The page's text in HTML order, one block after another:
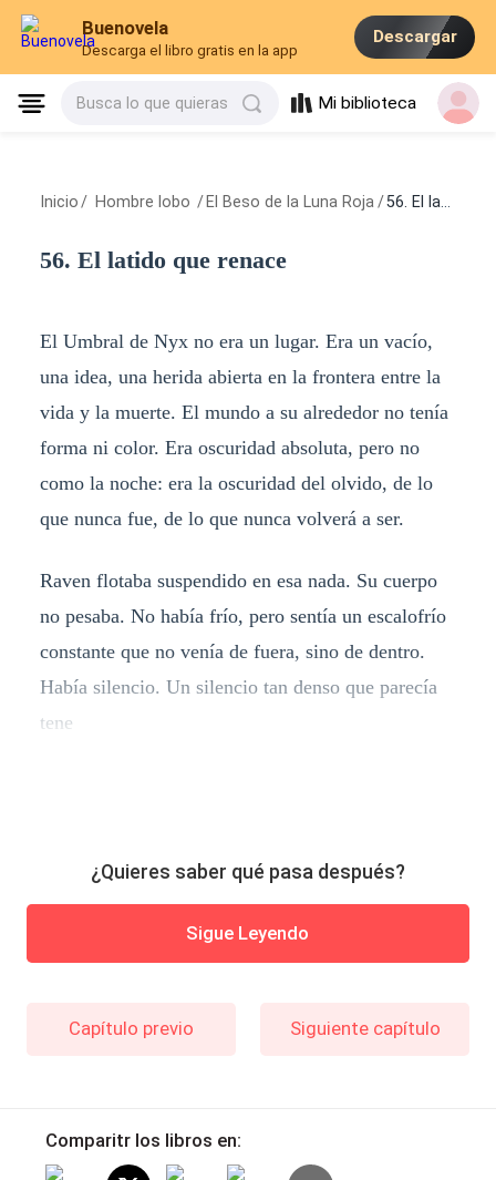
Buenovela
Descarga el libro gratis en la app
Descargar
Busca lo que quieras Mi biblioteca
Inicio / Hombre lobo / El Beso de la Luna Roja /56. El latido que renace
56. El latido que renace
El Umbral de Nyx no era un lugar. Era un vacío,
una idea, una herida abierta en la frontera entre la
vida y la muerte. El mundo a su alrededor no tenía
forma ni color. Era oscuridad absoluta, pero no
como la noche: era la oscuridad del olvido, de lo
que nunca fue, de lo que nunca volverá a ser.
Raven flotaba suspendido en esa nada. Su cuerpo
no pesaba. No había frío, pero sentía un escalofrío
constante que no venía de fuera, sino de dentro.
Había silencio. Un silencio tan denso que parecía
tene
¿Quieres saber qué pasa después?
Sigue Leyendo
Capítulo previo Siguiente capítulo
Comparitr los libros en: